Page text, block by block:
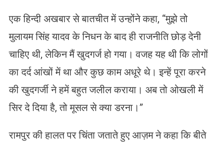
एक हिन्दी अखबार से बातचीत में उन्होंने कहा, “मुझे तो
मुलायम सिंह यादव के निधन के बाद ही राजनीति छोड़ देनी
चाहिए थी, लेकिन मैं खुदगर्ज हो गया। वजह यह थी कि लोगों
का दर्द आंखों में था और कुछ काम अधूरे थे। इन्हें पूरा करने
की खुदगर्जी ने हमें बहुत जलील कराया। अब तो ओखली में
सिर दे दिया है, तो मूसल से क्या डरना।”
रामपुर की हालत पर चिंता जताते हुए आज़म ने कहा कि बीते